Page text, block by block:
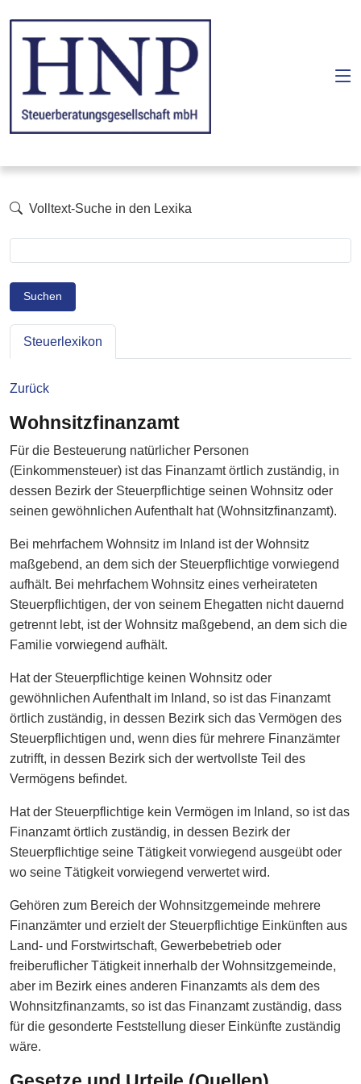
Volltext-Suche in den Lexika
Suchen
Steuerlexikon
Zurück
Wohnsitzfinanzamt
Für die Besteuerung natürlicher Personen
(Einkommensteuer) ist das Finanzamt örtlich zuständig, in
dessen Bezirk der Steuerpflichtige seinen Wohnsitz oder
seinen gewöhnlichen Aufenthalt hat (Wohnsitzfinanzamt).
Bei mehrfachem Wohnsitz im Inland ist der Wohnsitz
maßgebend, an dem sich der Steuerpflichtige vorwiegend
aufhält. Bei mehrfachem Wohnsitz eines verheirateten
Steuerpflichtigen, der von seinem Ehegatten nicht dauernd
getrennt lebt, ist der Wohnsitz maßgebend, an dem sich die
Familie vorwiegend aufhält.
Hat der Steuerpflichtige keinen Wohnsitz oder
gewöhnlichen Aufenthalt im Inland, so ist das Finanzamt
örtlich zuständig, in dessen Bezirk sich das Vermögen des
Steuerpflichtigen und, wenn dies für mehrere Finanzämter
zutrifft, in dessen Bezirk sich der wertvollste Teil des
Vermögens befindet.
Hat der Steuerpflichtige kein Vermögen im Inland, so ist das
Finanzamt örtlich zuständig, in dessen Bezirk der
Steuerpflichtige seine Tätigkeit vorwiegend ausgeübt oder
wo seine Tätigkeit vorwiegend verwertet wird.
Gehören zum Bereich der Wohnsitzgemeinde mehrere
Finanzämter und erzielt der Steuerpflichtige Einkünften aus
Land- und Forstwirtschaft, Gewerbebetrieb oder
freiberuflicher Tätigkeit innerhalb der Wohnsitzgemeinde,
aber im Bezirk eines anderen Finanzamts als dem des
Wohnsitzfinanzamts, so ist das Finanzamt zuständig, dass
für die gesonderte Feststellung dieser Einkünfte zuständig
wäre.